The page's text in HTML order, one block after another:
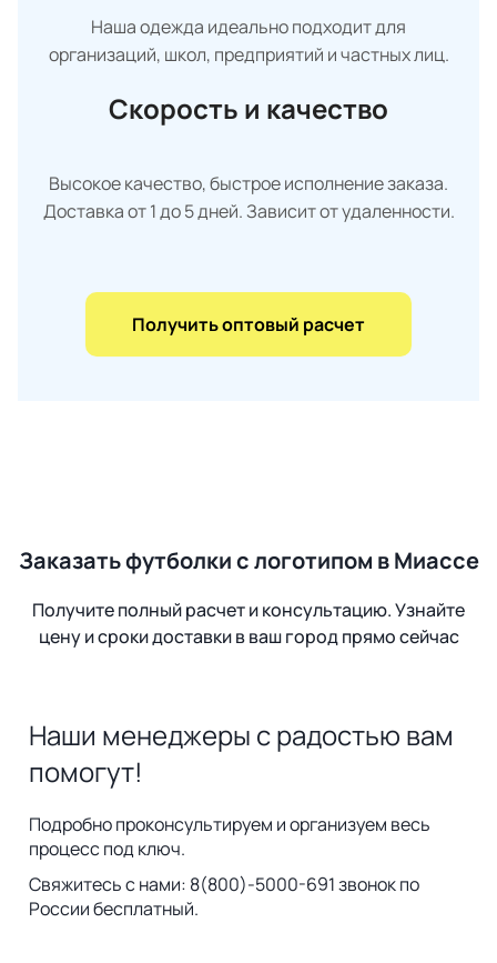
Наша одежда идеально подходит для
организаций, школ, предприятий и частных лиц.
Скорость и качество
Высокое качество, быстрое исполнение заказа.
Доставка от 1 до 5 дней. Зависит от удаленности.
Получить оптовый расчет
Заказать футболки с логотипом в Миассе
Получите полный расчет и консультацию. Узнайте
цену и сроки доставки в ваш город прямо сейчас
Наши менеджеры с радостью вам
помогут!
Подробно проконсультируем и организуем весь
процесс под ключ.
Свяжитесь с нами: 8(800)-5000-691 звонок по
России бесплатный.